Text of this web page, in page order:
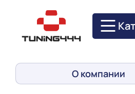
О компании